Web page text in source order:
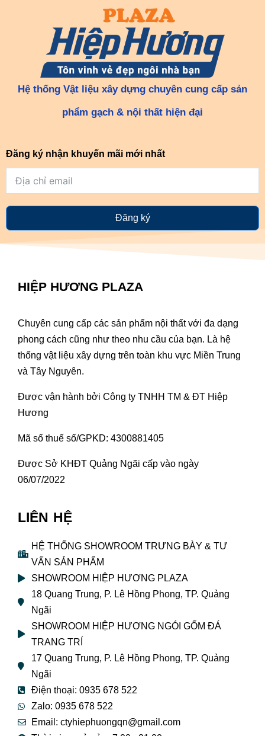
Hệ thống Vật liệu xây dựng chuyên cung cấp sản
phẩm gạch & nội thất hiện đại
Đăng ký nhận khuyến mãi mới nhất
Đăng ký
HIỆP HƯƠNG PLAZA
Chuyên cung cấp các sản phẩm nội thất với đa dạng
phong cách cũng như theo nhu cầu của bạn. Là hệ
thống vật liệu xây dựng trên toàn khu vực Miền Trung
và Tây Nguyên.
Được vận hành bởi Công ty TNHH TM & ĐT Hiệp
Hương
Mã số thuế số/GPKD: 4300881405
Được Sở KHĐT Quảng Ngãi cấp vào ngày
06/07/2022
LIÊN HỆ
HỆ THỐNG SHOWROOM TRƯNG BÀY & TƯ
VẤN SẢN PHẨM
SHOWROOM HIỆP HƯƠNG PLAZA
18 Quang Trung, P. Lê Hồng Phong, TP. Quảng
Ngãi
SHOWROOM HIỆP HƯƠNG NGÓI GỐM ĐÁ
TRANG TRÍ
17 Quang Trung, P. Lê Hồng Phong, TP. Quảng
Ngãi
Điện thoại: 0935 678 522
Zalo: 0935 678 522
Email: ctyhiephuongqn@gmail.com